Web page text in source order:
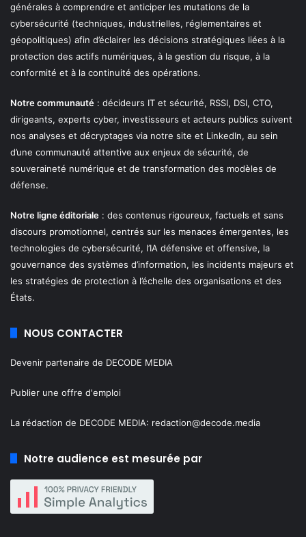
générales à comprendre et anticiper les mutations de la
cybersécurité (techniques, industrielles, réglementaires et
géopolitiques) afin d’éclairer les décisions stratégiques liées à la
protection des actifs numériques, à la gestion du risque, à la
conformité et à la continuité des opérations.
Notre communauté : décideurs IT et sécurité, RSSI, DSI, CTO,
dirigeants, experts cyber, investisseurs et acteurs publics suivent
nos analyses et décryptages via notre site et LinkedIn, au sein
d’une communauté attentive aux enjeux de sécurité, de
souveraineté numérique et de transformation des modèles de
défense.
Notre ligne éditoriale : des contenus rigoureux, factuels et sans
discours promotionnel, centrés sur les menaces émergentes, les
technologies de cybersécurité, l’IA défensive et offensive, la
gouvernance des systèmes d’information, les incidents majeurs et
les stratégies de protection à l’échelle des organisations et des
États.
NOUS CONTACTER
Devenir partenaire de DECODE MEDIA
Publier une offre d'emploi
La rédaction de DECODE MEDIA: redaction@decode.media
Notre audience est mesurée par